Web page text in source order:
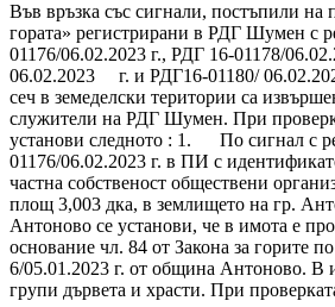
Във връзка със сигнали, постъпили на
гората» регистрирани в РДГ Шумен
01176/06.02.2023 г., РДГ 16-01178/
06.02.2023 г. и РДГ16-01180/
сеч в земеделски територии са
служители на РДГ Шумен. При
установи следното : 1. По сигнал с
01176/06.02.2023 г. в ПИ с
частна собственост обществени
площ 3,003 дка, в землището на гр.
Антоново се установи, че в имота е
основание чл. 84 от Закона за горите
6/05.01.2023 г. от община Антоново. В
групи дървета и храсти. При